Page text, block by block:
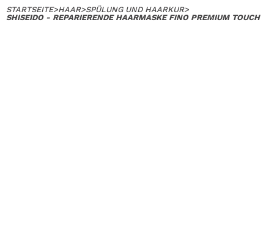
STARTSEITE>HAAR>SPÜLUNG UND HAARKUR>
SHISEIDO - REPARIERENDE HAARMASKE FINO PREMIUM TOUCH